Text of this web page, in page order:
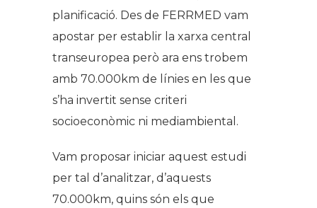
planificació. Des de FERRMED vam
apostar per establir la xarxa central
transeuropea però ara ens trobem
amb 70.000km de línies en les que
s’ha invertit sense criteri
socioeconòmic ni mediambiental.
Vam proposar iniciar aquest estudi
per tal d’analitzar, d’aquests
70.000km, quins són els que